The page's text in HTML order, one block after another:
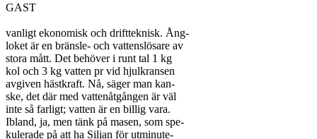
GAST
vanligt ekonomisk och driftteknisk. Ång-
loket är en bränsle- och vattenslösare av
stora mått. Det behöver i runt tal 1 kg
kol och 3 kg vatten pr vid hjulkransen
avgiven hästkraft. Nå, säger man kan-
ske, det där med vattenåtgången är väl
inte så farligt; vatten är en billig vara.
Ibland, ja, men tänk på masen, som spe-
kulerade på att ha Siljan för utminute-